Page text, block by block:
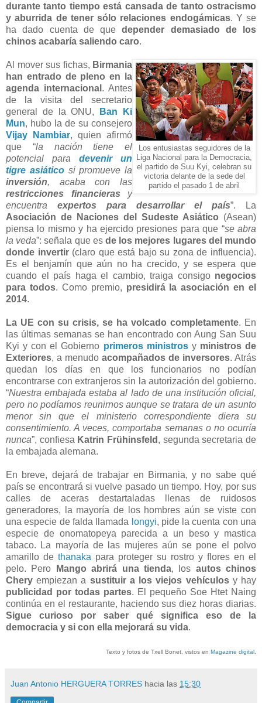
durante tanto tiempo está cansada de tanto ostracismo
y aburrida de tener sólo relaciones endogámicas. Y se
ha dado cuenta de quedepender demasiado de los
chinos acabaría saliendo caro.
Los entusiastas seguidores de la
Liga Nacional para la Democracia,
el partido de Suu Kyi, celebran su
victoria delante de la sede del
partido el pasado 1 de abril
Al mover sus fichas, Birmania
han entrado de pleno en la
agenda internacional . Antes
de la visita del secretario
general de la ONU,
Ban Ki
Mun, hubo la de su consejero
Vijay Nambiar, quien afirmó
que “la nación tiene el
potencial para devenir un
tigre asiáticosi promueve la
inversión, acaba con las
restricciones financieras y
encuentra expertos para desarrollar el país”. La
Asociación de Naciones del Sudeste Asiático (Asean)
piensa lo mismo y ha ejercido presiones para que “se abra
la veda”: señala que esde los mejores lugares del mundo
donde invertir(claro que está bajo su zona de influencia).
Es el benjamín que aún no ha crecido, y se espera que
cuando el país haga el cambio, traiga consigo negocios
para todos. Como premio, presidirá la asociación en el
2014.
La UE con su crisis, se ha volcado completamente. En
las últimas semanas se han encontrado con Aung San Suu
Kyi y con el Gobierno primeros ministrosy ministros de
Exteriores, a menudo acompañados de inversores. Atrás
quedan los días en que los funcionarios no podían
encontrarse con extranjeros sin la autorización del gobierno.
“Nuestra embajada estaba al lado de una institución oficial,
pero no podíamos reunirnos aunque se tratara de un asunto
menor sin que el ministerio correspondiente diera su
consentimiento. A veces, comportaba semanas o no ocurría
nunca”, confiesa Katrin Frühinsfeld , segunda secretaria de
la embajada alemana.
En breve, dejará de trabajar en Birmania, y no sabe qué
país se encontrará si vuelve pasado un tiempo. Hoy, por sus
calles de aceras destartaladas llenas de ruidosos
generadores, la mayoría de los hombres aún se viste con
una especie de falda llamada longyi, pide la cuenta con una
especie de onomatopeya parecida a un beso y mastica
tabaco. La mayoría de las mujeres aún se pone el polvo
amarillo de thanaka para proteger su rostro y flores en el
pelo. Pero
Mango abrirá una tienda, los autos chinos
Chery empiezan a sustituir a los viejos vehículosy hay
publicidad por todas partes. El pequeño Soe Htet Naing
continúa en el restaurante, haciendo sus diez horas diarias.
Sigue curioso por saber qué significa eso de la
democracia y si con ella mejorará su vida.
Texto y fotos de Txell Bonet, vistos en Magazine digital
Juan Antonio HERGUERA TORRES hacia las 15:30